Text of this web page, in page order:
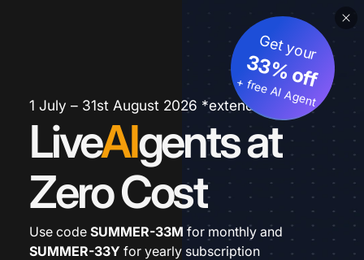
1 July – 31st August 2026 *extended
LiveAIgents at
Zero Cost
Get your
33% off
+ free AI Agent
Use code SUMMER-33M for monthly and
SUMMER-33Y for yearly subscription